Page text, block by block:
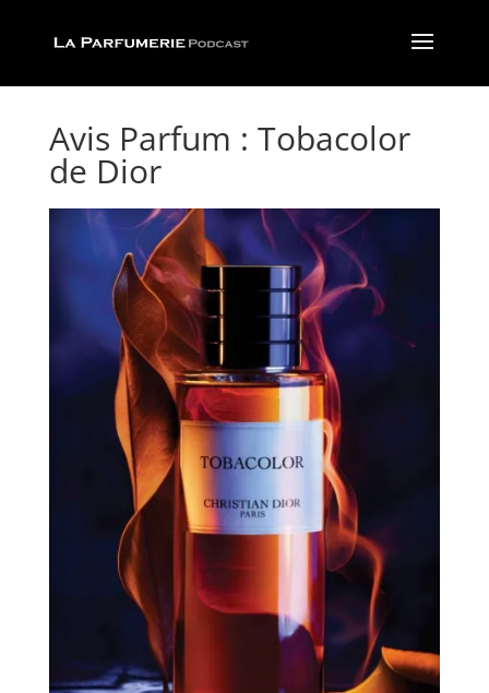
Avis Parfum : Tobacolor
de Dior